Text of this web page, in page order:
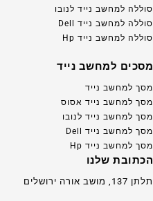
סוללה למחשב נייד לנובו
סוללה למחשב נייד Dell
סוללה למחשב נייד Hp
מסכים למחשב נייד
מסך למחשב נייד
מסך למחשב נייד אסוס
מסך למחשב נייד לנובו
מסך למחשב נייד Dell
מסך למחשב נייד Hp
הכתובת שלנו
תלתן 137, מושב אורה ירושלים